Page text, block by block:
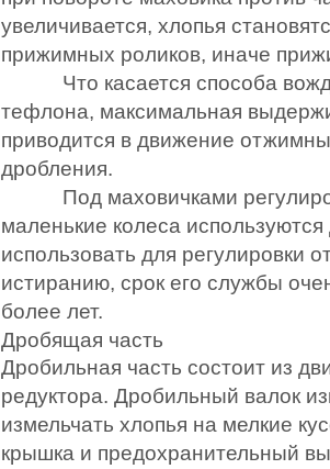
увеличивается, хлопья
прижимных роликов, иначе
Что касается способа
тефлона, максимальная
приводится в движение
дробления.
Под маховичками
маленькие колеса
использовать для регулировки
истиранию, срок его службы
более лет.
Дробящая часть
Дробильная часть состоит из
редуктора. Дробильный валок
измельчать хлопья на мелкие
крышка и предохранительный